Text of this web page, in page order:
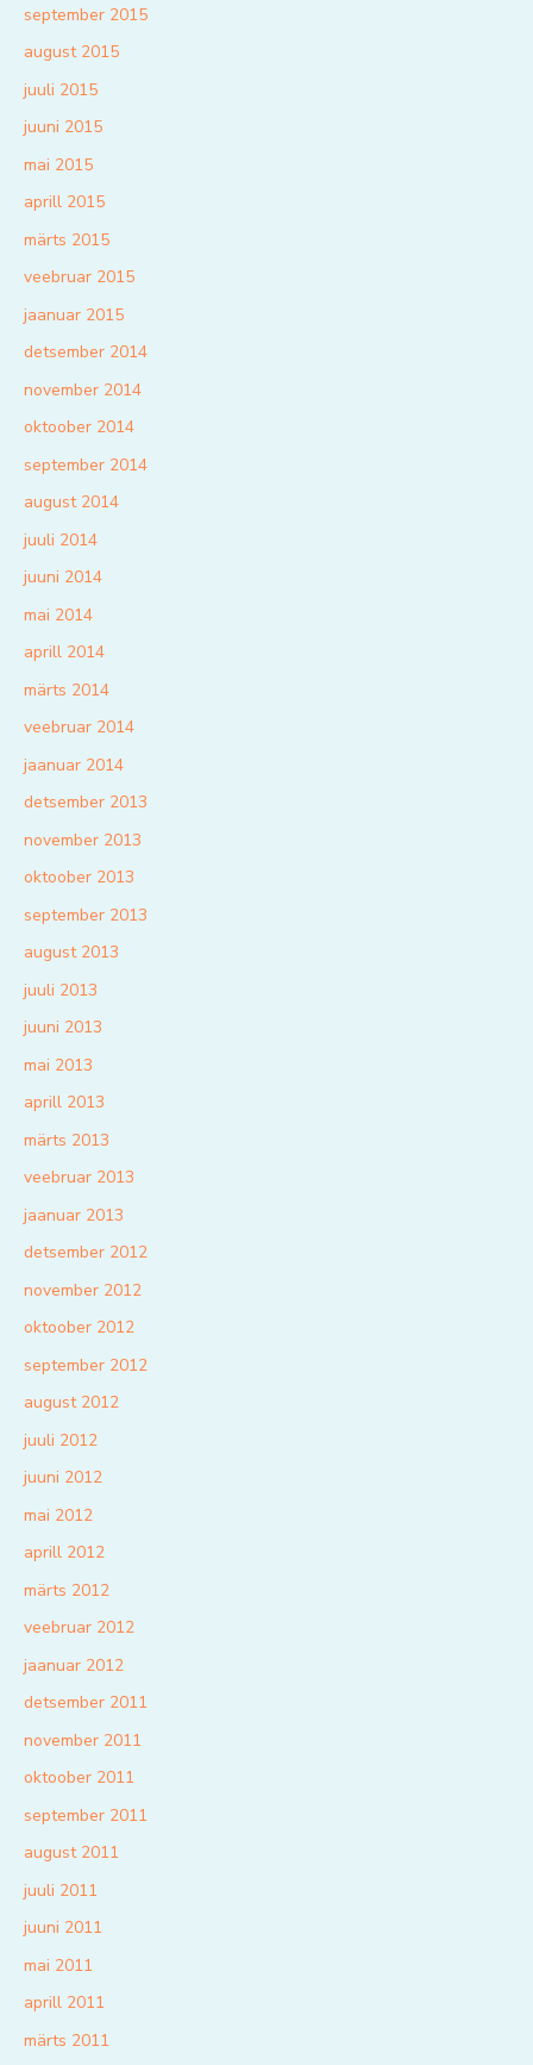
september 2015
august 2015
juuli 2015
juuni 2015
mai 2015
aprill 2015
märts 2015
veebruar 2015
jaanuar 2015
detsember 2014
november 2014
oktoober 2014
september 2014
august 2014
juuli 2014
juuni 2014
mai 2014
aprill 2014
märts 2014
veebruar 2014
jaanuar 2014
detsember 2013
november 2013
oktoober 2013
september 2013
august 2013
juuli 2013
juuni 2013
mai 2013
aprill 2013
märts 2013
veebruar 2013
jaanuar 2013
detsember 2012
november 2012
oktoober 2012
september 2012
august 2012
juuli 2012
juuni 2012
mai 2012
aprill 2012
märts 2012
veebruar 2012
jaanuar 2012
detsember 2011
november 2011
oktoober 2011
september 2011
august 2011
juuli 2011
juuni 2011
mai 2011
aprill 2011
märts 2011